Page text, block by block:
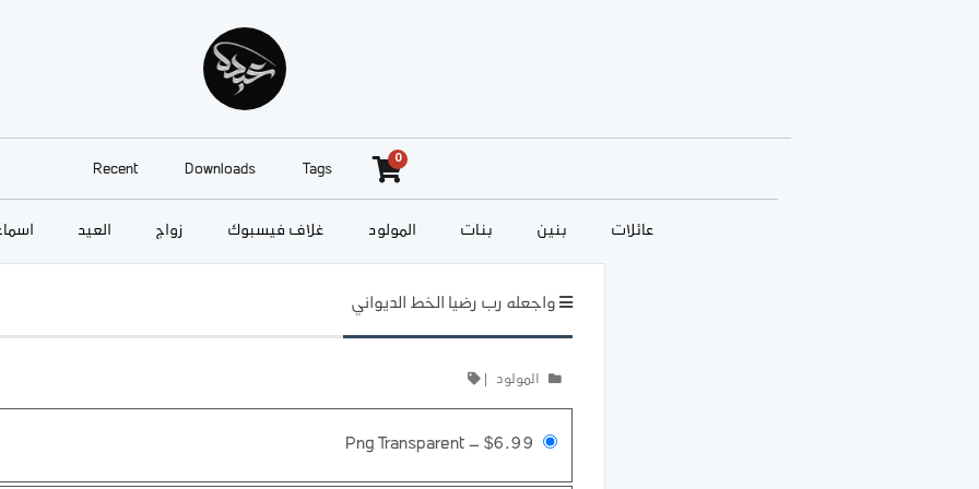
Recent Downloads Tags
0
العيد زواج غلاف فيسبوك المولود بنات بنين عائلات
واجعله رب رضيا الخط الديواني
المولود
Png Transparent – $6.99